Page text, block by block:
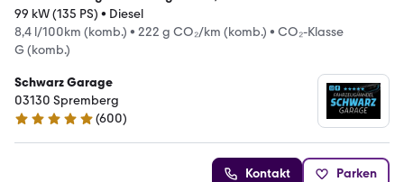
99 kW (135 PS) • Diesel
8,4 l/100km (komb.) • 222 g CO₂/km (komb.) • CO₂-Klasse
G (komb.)
Schwarz Garage
03130 Spremberg
4.9 Sterne
(600)
Kontakt Parken